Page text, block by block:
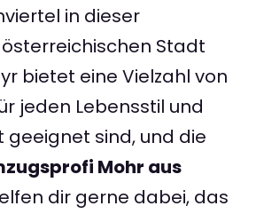
in dieser
Stadt
bietet eine Vielzahl von
jeden Lebensstil und
geeignet sind, und die
Mohr aus
dir gerne dabei, das